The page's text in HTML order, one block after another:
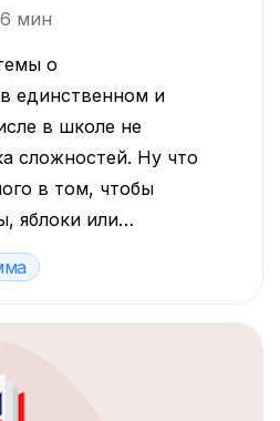
6 мин
о
единственном и
в школе не
сложностей. Ну что
в том, чтобы
яблоки или
голубей? Но
же появляются.
два друга,
посчитали. А как же